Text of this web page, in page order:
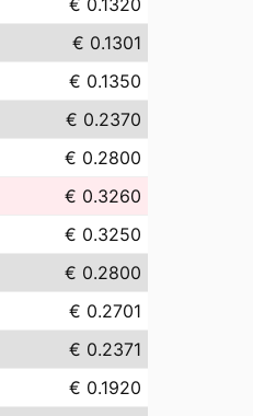
€ 0.1320
€ 0.1301
€ 0.1350
€ 0.2370
€ 0.2800
€ 0.3260
€ 0.3250
€ 0.2800
€ 0.2701
€ 0.2371
€ 0.1920